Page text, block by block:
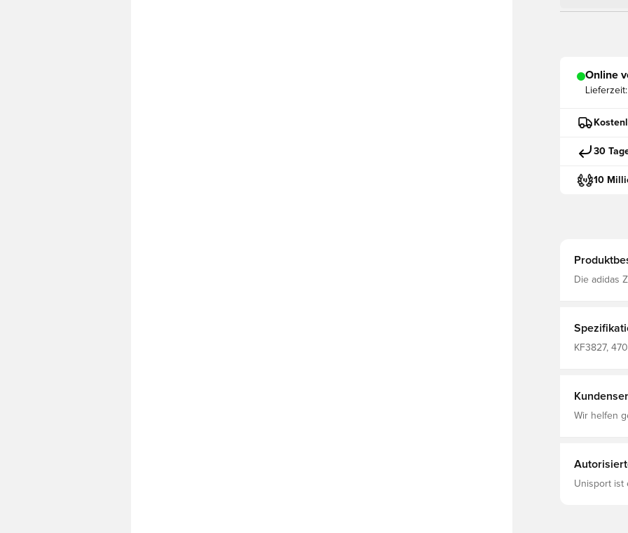
Online
Lieferzeit:
30
10
Die adidas
Regulär
KF3827,
Wir helfen
Unisport ist